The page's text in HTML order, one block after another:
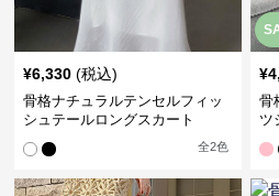
¥6,330 (税込)
骨格ナチュラルテンセルフィッ
シュテールロングスカート
全2色
¥
骨
ツ